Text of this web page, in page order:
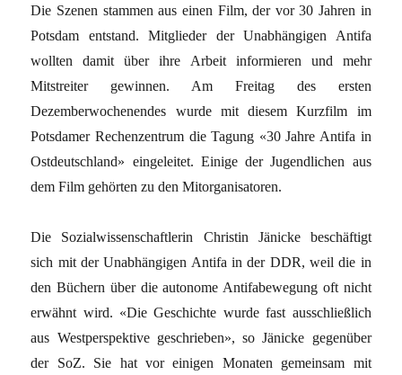
Die Szenen stammen aus einen Film, der vor 30 Jahren in
Potsdam entstand. Mitglieder der Unabhängigen Antifa
wollten damit über ihre Arbeit informieren und mehr
Mitstreiter gewinnen. Am Freitag des ersten
Dezemberwochenendes wurde mit diesem Kurzfilm im
Potsdamer Rechenzentrum die Tagung «30 Jahre Antifa in
Ostdeutschland» eingeleitet. Einige der Jugendlichen aus
dem Film gehörten zu den Mitorganisatoren.
Die Sozialwissenschaftlerin Christin Jänicke beschäftigt
sich mit der Unabhängigen Antifa in der DDR, weil die in
den Büchern über die autonome Antifabewegung oft nicht
erwähnt wird. «Die Geschichte wurde fast ausschließlich
aus Westperspektive geschrieben», so Jänicke gegenüber
der SoZ. Sie hat vor einigen Monaten gemeinsam mit